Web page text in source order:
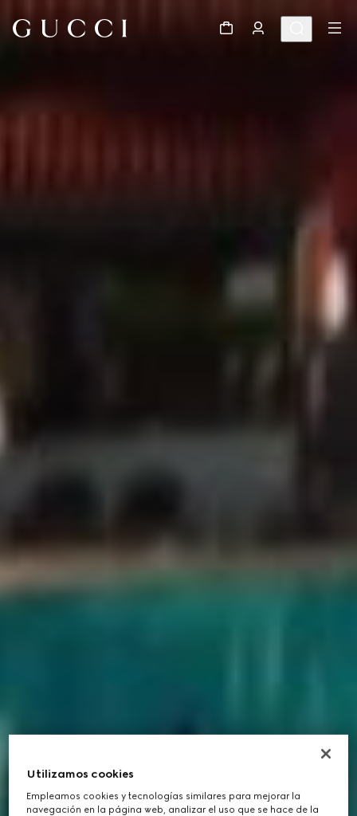
Utilizamos cookies
Empleamos cookies y tecnologías similares para mejorar la
navegación en la página web, analizar el uso que se hace de la